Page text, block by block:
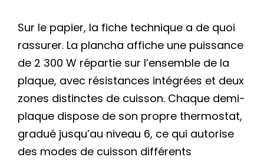
Sur le papier, la fiche technique a de quoi
rassurer. La plancha affiche une puissance
de 2 300 W répartie sur l’ensemble de la
plaque, avec résistances intégrées et deux
zones distinctes de cuisson. Chaque demi-
plaque dispose de son propre thermostat,
gradué jusqu’au niveau 6, ce qui autorise
des modes de cuisson différents